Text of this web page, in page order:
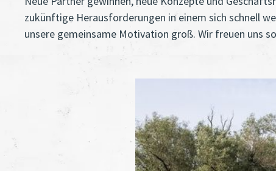
zukünftige Herausforderungen in einem sich schnell
unsere gemeinsame Motivation groß. Wir freuen uns